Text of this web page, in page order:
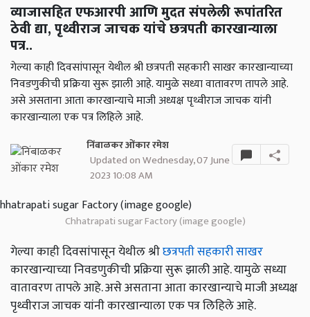
व्याजासहित एफआरपी आणि मुदत संपलेली रूपांतरित
ठेवी द्या, पृथ्वीराज जाचक यांचे छत्रपती कारखान्याला
पत्र..
गेल्या काही दिवसांपासून येथील श्री छत्रपती सहकारी साखर कारखान्याच्या
निवडणुकीची प्रक्रिया सुरू झाली आहे. यामुळे सध्या वातावरण तापले आहे.
असे असताना आता कारखान्याचे माजी अध्यक्ष पृथ्वीराज जाचक यांनी
कारखान्याला एक पत्र लिहिले आहे.
निंबाळकर ओंकार रमेश
Updated on Wednesday, 07 June
2023 10:08 AM
Chhatrapati sugar Factory (image google)
गेल्या काही दिवसांपासून येथील श्रीछत्रपती सहकारी साखर
कारखान्याच्या निवडणुकीची प्रक्रिया सुरू झाली आहे. यामुळे सध्या
वातावरण तापले आहे. असे असताना आता कारखान्याचे माजी अध्यक्ष
पृथ्वीराज जाचक यांनी कारखान्याला एक पत्र लिहिले आहे.